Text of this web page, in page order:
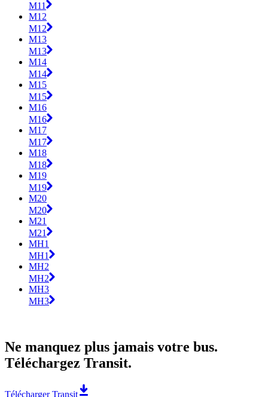
M11
M12
M12
M13
M13
M14
M14
M15
M15
M16
M16
M17
M17
M18
M18
M19
M19
M20
M20
M21
M21
MH1
MH1
MH2
MH2
MH3
MH3
Ne manquez plus jamais votre bus.
Téléchargez Transit.
Télécharger Transit